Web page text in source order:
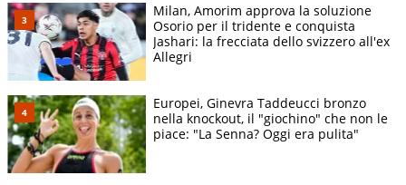
Milan, Amorim approva la soluzione
Osorio per il tridente e conquista
Jashari: la frecciata dello svizzero all'ex
Allegri
Europei, Ginevra Taddeucci bronzo
nella knockout, il "giochino" che non le
piace: "La Senna? Oggi era pulita"